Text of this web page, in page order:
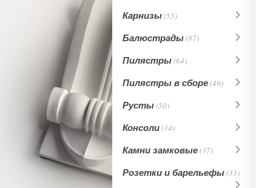
Карнизы(55)
Балюстрады(87)
Пилястры(64)
Пилястры в сборе(49)
Русты(50)
Консоли(34)
Камни замковые(37)
Розетки и барельефы(33)